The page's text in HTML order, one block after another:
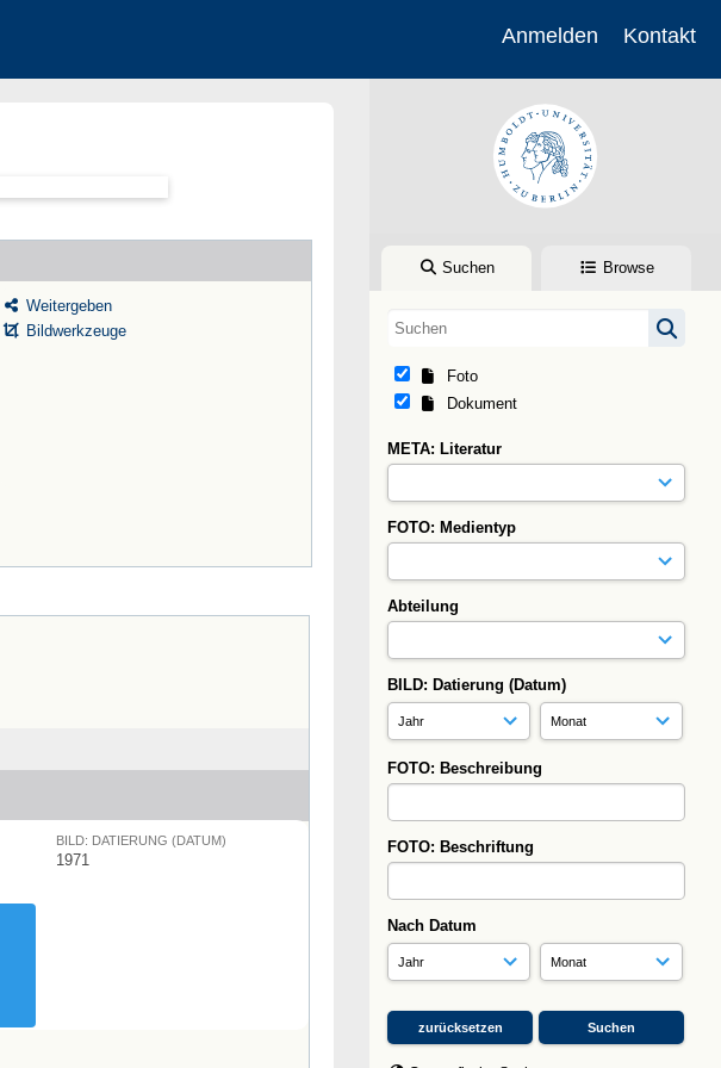
Anmelden Kontakt
Suchen Browse
Foto
Dokument
META: Literatur
FOTO: Medientyp
Abteilung
BILD: Datierung (Datum)
FOTO: Beschreibung
FOTO: Beschriftung
Nach Datum
Weitergeben
Bildwerkzeuge
BILD: DATIERUNG (DATUM)
1971